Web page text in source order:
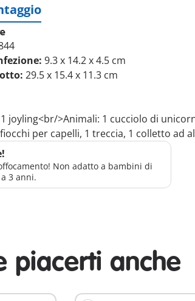
9.3 x 14.2 x 4.5 cm
29.5 x 15.4 x 11.3 cm
joyling<br/>Animali: 1 cucciolo di
per capelli, 1 treccia, 1 colletto ad
Non adatto a bambini di
3 anni.
piacerti anche